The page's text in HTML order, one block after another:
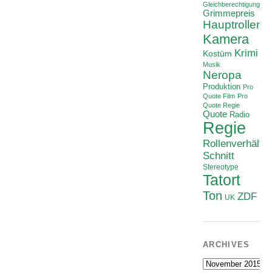
Gleichberechtigung
Grimmepreis
Hauptrollen
Kamera
Kostüm Krimi
Musik
Neropa
Produktion Pro
Quote Film Pro
Quote Regie
Quote Radio
Regie
Schnitt
Stereotype
Tatort
Ton UK ZDF
ARCHIVES
Archives